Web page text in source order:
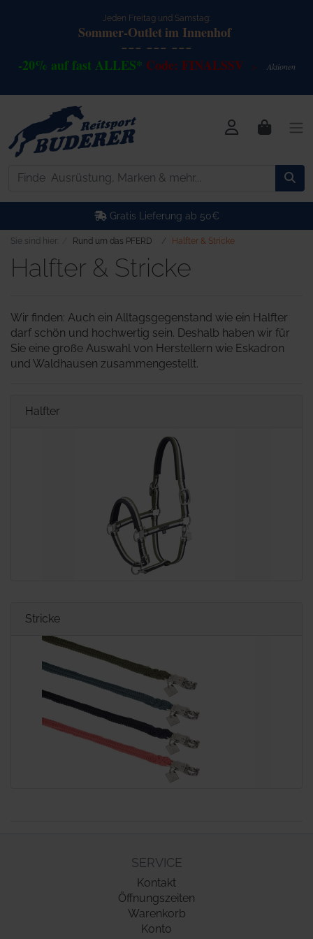
Jeden Freitag und Samstag:
Sommer-Outletim Innenhof
--- --- ---
-20% auf fast ALLES* Code: FINALSSV > Aktionen
Gratis Lieferung ab 50€
Sie sind hier: Rund um das PFERD Halfter & Stricke
Halfter & Stricke
Wir finden: Auch ein Alltagsgegenstand wie ein Halfter
darf schön und hochwertig sein. Deshalb haben wir für
Sie eine große Auswahl von Herstellern wie Eskadron
und Waldhausen zusammengestellt.
Halfter
Stricke
SERVICE
Kontakt
Öffnungszeiten
Warenkorb
Konto